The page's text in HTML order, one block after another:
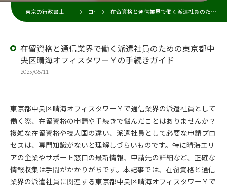
東京の行政書士なら行政書士 加治屋事務所 コラム 在留資格と通信業界で働く派遣社員のための東京都中央区晴海オフィスタワーＹの手続きガイド
在留資格と通信業界で働く派遣社員のための東京都中
央区晴海オフィスタワーＹの手続きガイド
2025/08/11
東京都中央区晴海オフィスタワーＹで通信業界の派遣社員として
働く際、在留資格の申請や手続きで悩んだことはありませんか？
複雑な在留資格や技人国の違い、派遣社員として必要な申請プロ
セスは、専門知識がないと理解しづらいものです。特に晴海エリ
アの企業やサポート窓口の最新情報、申請先の詳細など、正確な
情報収集は手間がかかりがちです。本記事では、在留資格と通信
業界の派遣社員に関連する東京都中央区晴海オフィスタワーＹで